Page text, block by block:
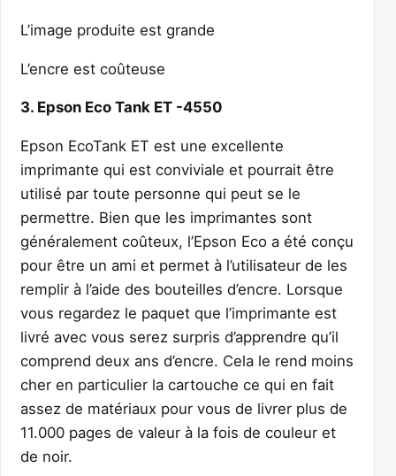
L’image produite est grande
L’encre est coûteuse
3. Epson Eco Tank ET -4550
Epson EcoTank ET est une excellente
imprimante qui est conviviale et pourrait être
utilisé par toute personne qui peut se le
permettre. Bien que les imprimantes sont
généralement coûteux, l’Epson Eco a été conçu
pour être un ami et permet à l’utilisateur de les
remplir à l’aide des bouteilles d’encre. Lorsque
vous regardez le paquet que l’imprimante est
livré avec vous serez surpris d’apprendre qu’il
comprend deux ans d’encre. Cela le rend moins
cher en particulier la cartouche ce qui en fait
assez de matériaux pour vous de livrer plus de
11.000 pages de valeur à la fois de couleur et
de noir.